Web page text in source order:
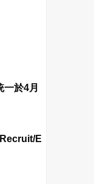
於4月
E